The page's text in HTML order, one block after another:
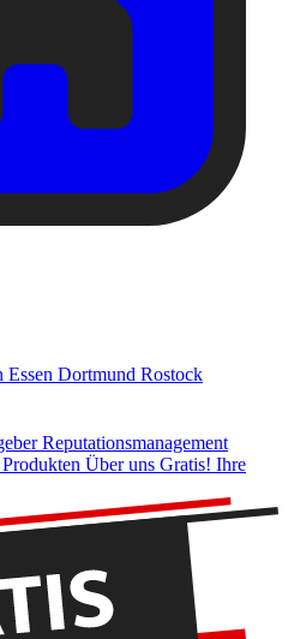
Essen Dortmund Rostock
Reputationsmanagement
Über uns Gratis! Ihre